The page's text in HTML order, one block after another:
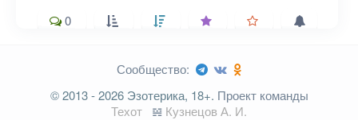
Ваш адрес email не будет
опубликован.
Обязательные поля
0
Сообщество:
© 2013 - 2026 Эзотерика, 18+. Проект команды
Техот
𝌴 Кузнецов А. И.